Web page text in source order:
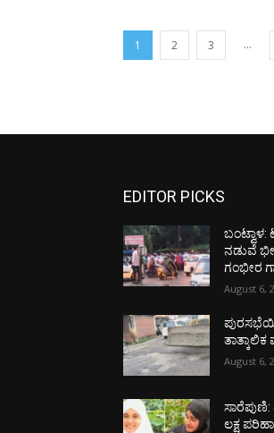
1 2 3 ...
EDITOR PICKS
ಬಂಟ್ವಾಳ:
ನಡುವೆ
ಗಂಭೀರ
August 6,
ತಾತ್ಕಾಲಿಕ
August 6,
ಸಾರೆಪುಣಿ:
ಲಕ್ಷ